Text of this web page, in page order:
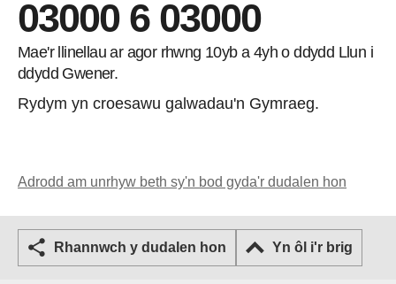
03000 6 03000
Mae'r llinellau ar agor rhwng 10yb a 4yh o ddydd Llun i
ddydd Gwener.
Rydym yn croesawu galwadau'n Gymraeg.
Adrodd am unrhyw beth sy'n bod gyda'r dudalen hon
Rhannwch y dudalen hon Yn ôl i'r brig